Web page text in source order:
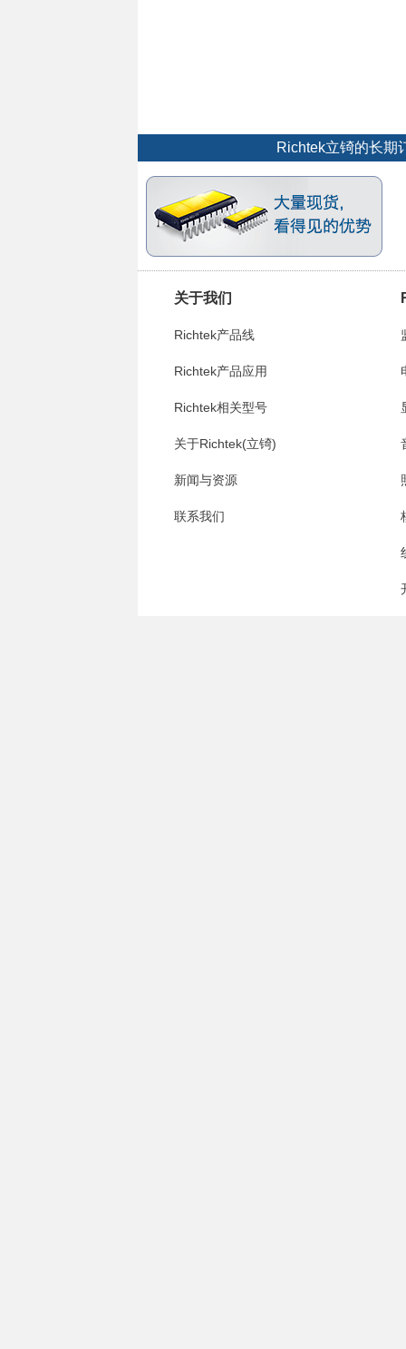
Richtek立锜的长期
关于我们
Richtek产品线
Richtek产品应用
Richtek相关型号
关于Richtek(立锜)
新闻与资源
联系我们